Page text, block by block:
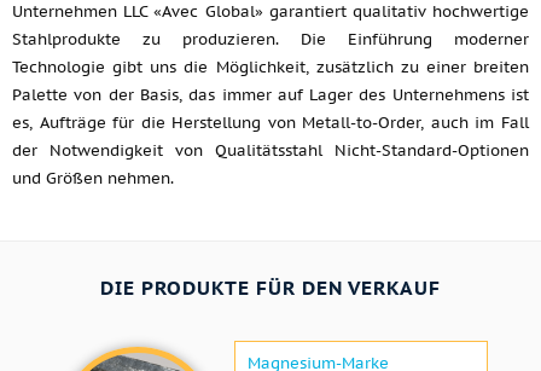
Unternehmen LLC «Avec Global» garantiert qualitativ hochwertige
Stahlprodukte zu produzieren. Die Einführung moderner
Technologie gibt uns die Möglichkeit, zusätzlich zu einer breiten
Palette von der Basis, das immer auf Lager des Unternehmens ist
es, Aufträge für die Herstellung von Metall-to-Order, auch im Fall
der Notwendigkeit von Qualitätsstahl Nicht-Standard-Optionen
und Größen nehmen.
DIE PRODUKTE FÜR DEN VERKAUF
Magnesium-Marke